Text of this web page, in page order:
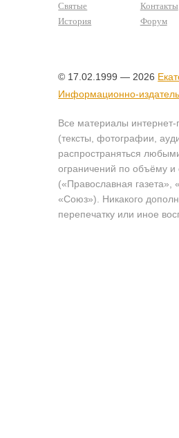
Святые
История
Контакты
Форум
© 17.02.1999 — 2026
Информационно-
Все материалы интернет-
(тексты, фотографии,
распространяться
ограничений по объёму и
(«Православная
«Союз»). Никакого
перепечатку или иное